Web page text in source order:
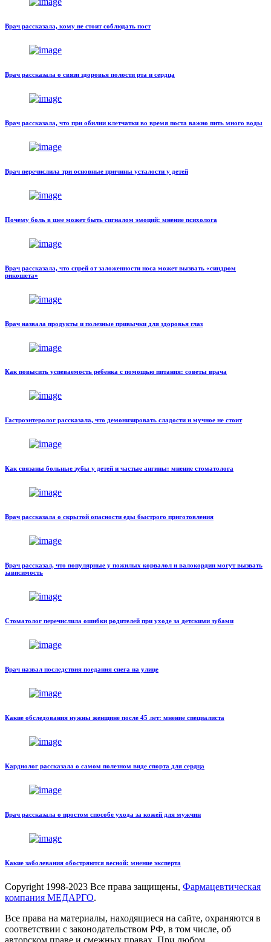
Врач рассказала, кому не стоит соблюдать пост
Врач рассказала о связи здоровья полости рта и сердца
Врач рассказала, что при обилии клетчатки во время поста важно пить много воды
Врач перечислила три основные причины усталости у детей
Почему боль в шее может быть сигналом эмоций: мнение психолога
Врач рассказала, что спрей от заложенности носа может вызвать «синдром
рикошета»
Врач назвала продукты и полезные привычки для здоровья глаз
Как повысить успеваемость ребенка с помощью питания: советы врача
Гастроэнтеролог рассказала, что демонизировать сладости и мучное не стоит
Как связаны больные зубы у детей и частые ангины: мнение стоматолога
Врач рассказала о скрытой опасности еды быстрого приготовления
Врач рассказал, что популярные у пожилых корвалол и валокордин могут вызвать
зависимость
Стоматолог перечислила ошибки родителей при уходе за детскими зубами
Врач назвал последствия поедания снега на улице
Какие обследования нужны женщине после 45 лет: мнение специалиста
Кардиолог рассказала о самом полезном виде спорта для сердца
Врач рассказала о простом способе ухода за кожей для мужчин
Какие заболевания обостряются весной: мнение эксперта
Copyright 1998-2023 Все права защищены, Фармацевтическая
компания МЕДАРГО.
Все права на материалы, находящиеся на сайте, охраняются в
соответствии с законодательством РФ, в том числе, об
авторском праве и смежных правах. При любом